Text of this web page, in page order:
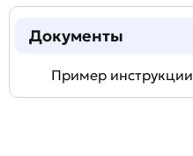
Документы
Пример инструкции